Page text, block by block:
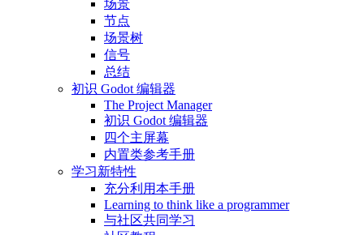
场景
节点
场景树
信号
总结
初识 Godot 编辑器
The Project Manager
初识 Godot 编辑器
四个主屏幕
内置类参考手册
学习新特性
充分利用本手册
Learning to think like a programmer
与社区共同学习